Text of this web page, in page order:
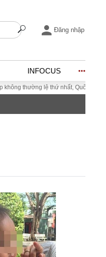
Đăng nhập
INFOCUS
thường lệ thứ nhất, Quốc hội khóa